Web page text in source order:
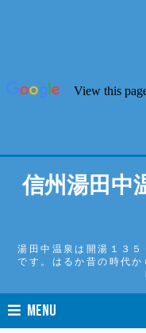
信州湯田中
湯田中温泉は開湯１３
です。はるか昔の時代か
MENU